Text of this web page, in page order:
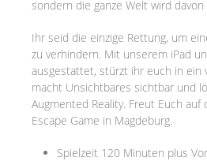
sondern die ganze Welt wird
Ihr seid die einzige Rettung, um
zu verhindern. Mit unserem iPad
ausgestattet, stürzt ihr euch in ein
macht Unsichtbares sichtbar und
Augmented Reality. Freut Euch
Escape Game in Magdeburg.
Spielzeit 120 Minuten plus